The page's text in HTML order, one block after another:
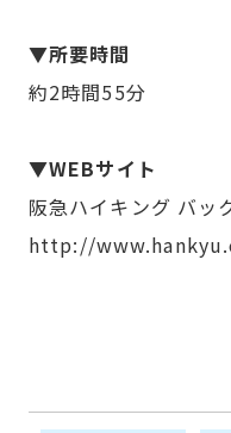
▼所要時間
約2時間55分
▼WEBサイト
阪急ハイキング バッ
http://